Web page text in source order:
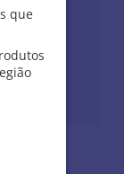
que
que